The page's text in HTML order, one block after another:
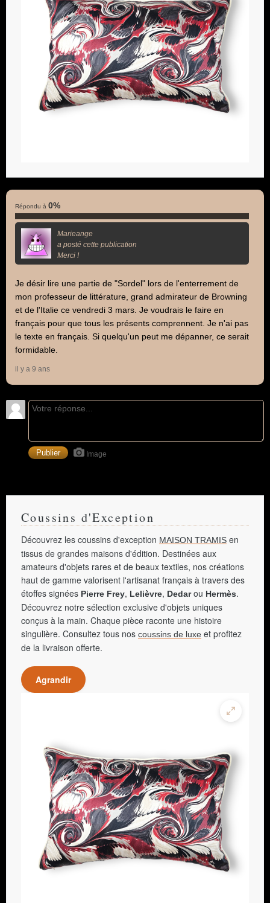
Répondu à 0%
Marieange
a posté cette publication
Merci !
Je désir lire une partie de "Sordel" lors de l'enterrement de
mon professeur de littérature, grand admirateur de Browning
et de l'Italie ce vendredi 3 mars. Je voudrais le faire en
français pour que tous les présents comprennent. Je n'ai pas
le texte en français. Si quelqu'un peut me dépanner, ce serait
formidable.
il y a 9 ans
Image
Coussins d'Exception
Découvrez les coussins d'exception MAISON TRAMIS en
tissus de grandes maisons d'édition. Destinées aux
amateurs d'objets rares et de beaux textiles, nos créations
haut de gamme valorisent l'artisanat français à travers des
étoffes signées Pierre Frey, Lelièvre, Dedarou Hermès.
Découvrez notre sélection exclusive d'objets uniques
conçus à la main. Chaque pièce raconte une histoire
singulière. Consultez tous nos coussins de luxe et profitez
de la livraison offerte.
Agrandir